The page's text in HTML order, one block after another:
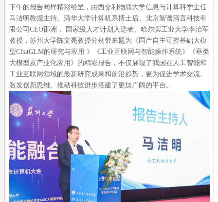
下午的报告同样精彩纷呈，由西交利物浦大学信息与计算科学主任
马洁明教授主持。清华大学计算机系博士后、北京智谱清言科技有
限公司CEO邵洲， 国家级人才计划入选者、哈尔滨工业大学李治军
教授，苏州大学陈文亮教授分别带来题为《国产自主可控基础大模
型ChatGLM的研究与应用 》《工业互联网与智能操作系统》《垂类
大模型及产业化应用》的精彩报告，不仅展现了我国在人工智能和
工业互联网领域的最新研究成果和前沿趋势，更为促进学术交流、
激发创新思维、推动科技进步搭建了更加广阔的平台。